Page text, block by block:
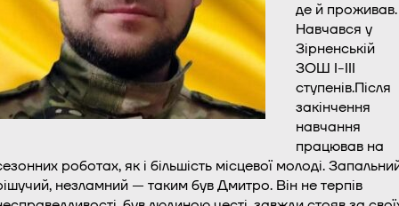
де й проживав.
Навчався у
Зірненській
ЗОШ І-ІІІ
ступенів.Після
закінчення
навчання
працював на
роботах, як і більшість місцевої молоді.
незламний — таким був Дмитро. Він не терпів